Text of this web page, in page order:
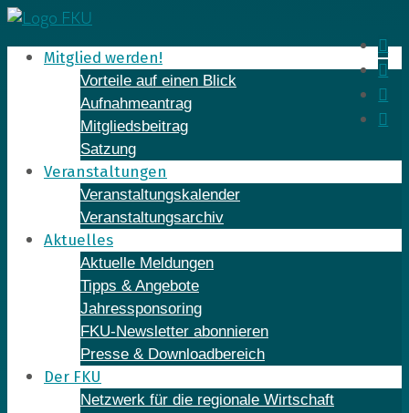
Skip
to
contentMitglied werden!
Vorteile auf einen Blick
Aufnahmeantrag
Mitgliedsbeitrag
Satzung
Veranstaltungen
Veranstaltungskalender
Veranstaltungsarchiv
Aktuelles
Aktuelle Meldungen
Tipps & Angebote
Jahressponsoring
FKU-Newsletter abonnieren
Presse & Downloadbereich
Der FKU
Netzwerk für die regionale Wirtschaft